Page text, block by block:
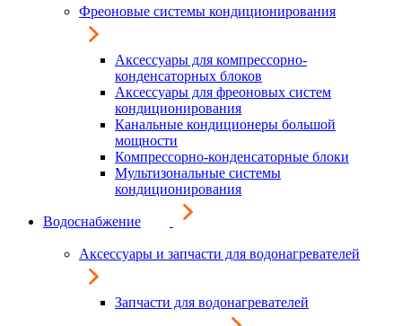
Фреоновые системы кондиционирования
Аксессуары для компрессорно-
конденсаторных блоков
Аксессуары для фреоновых систем
кондиционирования
Канальные кондиционеры большой
мощности
Компрессорно-конденсаторные блоки
Мультизональные системы
кондиционирования
Водоснабжение
Аксессуары и запчасти для водонагревателей
Запчасти для водонагревателей